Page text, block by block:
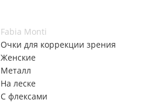
Fabia Monti
Очки для коррекции зрения
Женские
Металл
На леске
С флексами